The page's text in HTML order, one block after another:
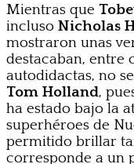
Mientras que
incluso Nicholas
mostraron unas
destacaban, entre
autodidactas, no
Tom Holland,
ha estado bajo la
superhéroes de
permitido brillar
corresponde a un